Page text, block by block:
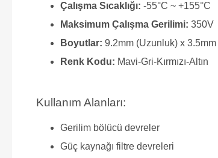
Çalışma Sıcaklığı: -55°C ~ +155°C
Maksimum Çalışma Gerilimi: 350V
Boyutlar: 9.2mm (Uzunluk) x
Renk Kodu: Mavi-Gri-Kırmızı-Altın
Kullanım Alanları:
Gerilim bölücü devreler
Güç kaynağı filtre devreleri